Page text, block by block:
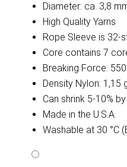
Diameter: ca. 3,8
High Quality Yarns
Rope Sleeve is 32-
Core contains 7
Breaking Force:
Density Nylon: 1,15
Can shrink 5-10%
Made in the U.S.A.
Washable at 30 °C